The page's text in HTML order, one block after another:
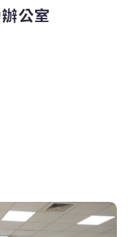
公室